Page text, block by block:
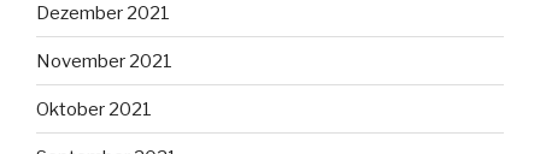
Dezember 2021
November 2021
Oktober 2021